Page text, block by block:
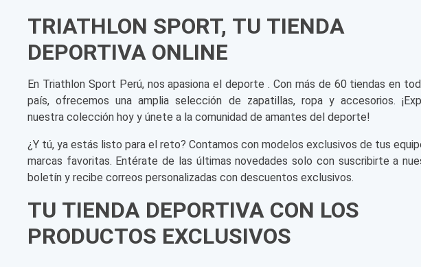
TRIATHLON SPORT, TU TIENDA
DEPORTIVA ONLINE
En Triathlon Sport Perú, nos apasiona el deporte . Con más de 60 tiendas en
país, ofrecemos una amplia selección de zapatillas, ropa y accesorios.
nuestra colección hoy y únete a la comunidad de amantes del deporte!
¿Y tú, ya estás listo para el reto? Contamos con modelos exclusivos de tus
marcas favoritas. Entérate de las últimas novedades solo con suscribirte a
boletín y recibe correos personalizadas con descuentos exclusivos.
TU TIENDA DEPORTIVA CON LOS
PRODUCTOS EXCLUSIVOS